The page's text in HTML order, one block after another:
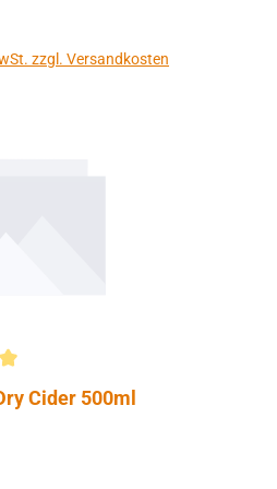
zzgl. Versandkosten
Bewertung von 5 von 5 Sternen
Cider 500ml